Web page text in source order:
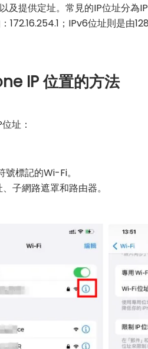
及提供定址。常見的IP位址分
172.16.254.1；IPv6位址則是由
IP 位置的方法
址：
標記的Wi-Fi。
子網路遮罩和路由器。